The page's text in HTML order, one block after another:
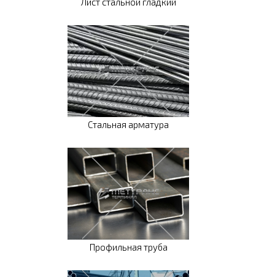
Стальная арматура
Профильная труба